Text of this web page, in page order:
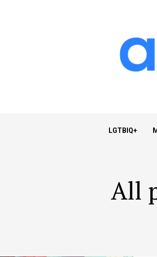
LGTBIQ+
All